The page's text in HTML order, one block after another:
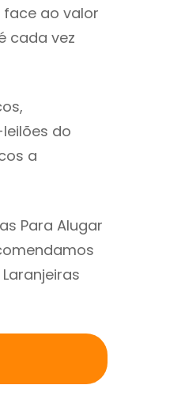
ao valor
cada vez
do
a
Para Alugar